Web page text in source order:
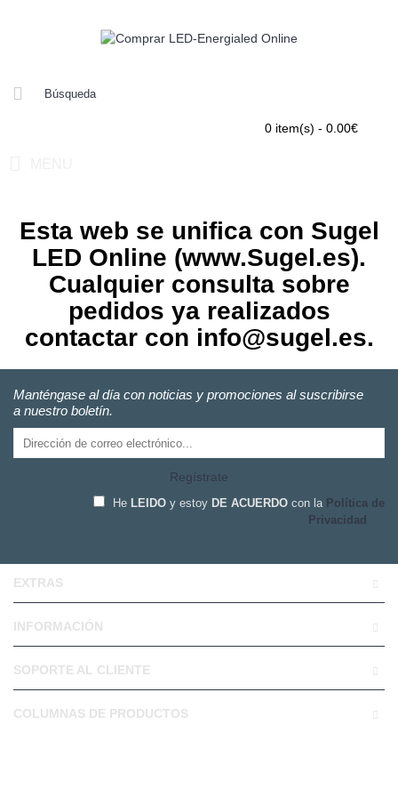
0 item(s) - 0.00€
Esta web se unifica con Sugel
LED Online (www.Sugel.es).
Cualquier consulta sobre
pedidos ya realizados
contactar con info@sugel.es.
Manténgase al día con noticias y promociones al suscribirse
a nuestro boletín.
Regístrate
He LEIDO y estoy DE ACUERDO con la Política de
Privacidad
EXTRAS
INFORMACIÓN
SOPORTE AL CLIENTE
COLUMNAS DE PRODUCTOS